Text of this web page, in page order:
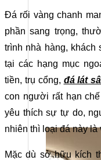
Đá rối vàng chanh
phần sang trọng,
trình nhà hàng, khách
tại các hạng mục
tiền, trụ cổng, đá lát
con người rất hạn
yêu thích sự tự do,
nhiên thì loại đá này
Mặc dù sở hữu kích